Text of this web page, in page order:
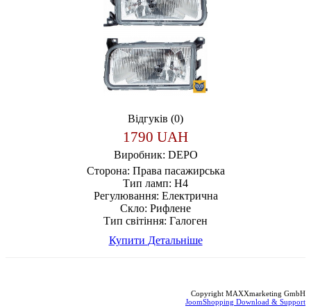
Відгуків (0)
1790 UAH
Виробник: DEPO
Сторона: Права пасажирська
Тип ламп: H4
Регулювання: Електрична
Скло: Рифлене
Тип світіння: Галоген
Купити Детальніше
Copyright MAXXmarketing GmbH
JoomShopping Download & Support